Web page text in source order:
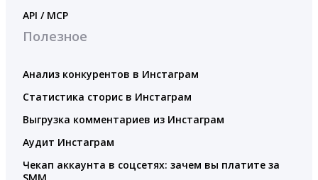
API / MCP
Полезное
Анализ конкурентов в Инстаграм
Статистика сторис в Инстаграм
Выгрузка комментариев из Инстаграм
Аудит Инстаграм
Чекап аккаунта в соцсетях: зачем вы платите за